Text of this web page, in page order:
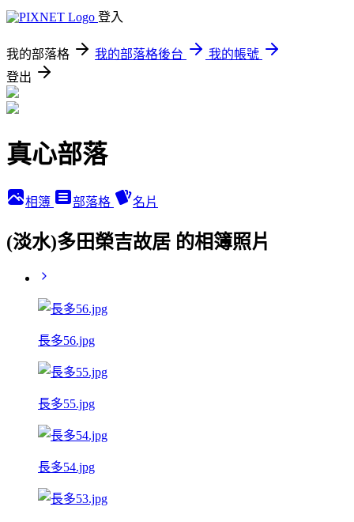
登入
我的部落格 我的部落格後台
我的帳號
登出
真心部落
相簿 部落格 名片
(淡水)多田榮吉故居 的相簿照片
長多56.jpg
長多55.jpg
長多54.jpg